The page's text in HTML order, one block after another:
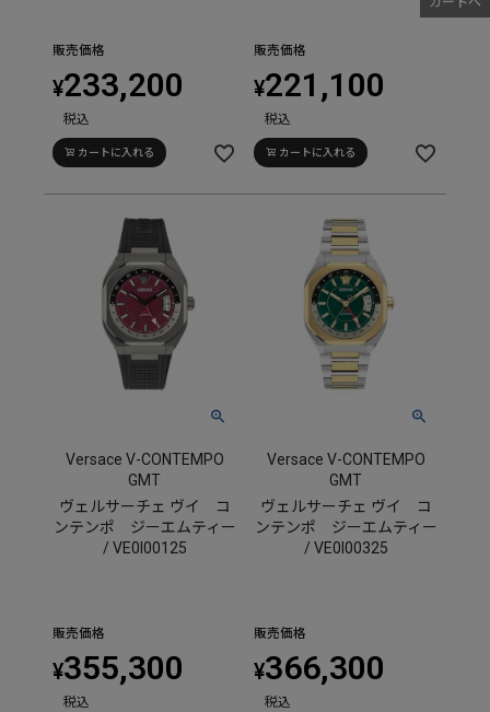
販売価格
¥233,200
税込
カートに入れる
販売価格
¥221,100
税込
カートに入れる
Versace V-CONTEMPO
GMT
ヴェルサーチェ ヴイ コ
ンテンポ ジーエムティー
/ VE0I00125
販売価格
¥355,300
税込
Versace V-CONTEMPO
GMT
ヴェルサーチェ ヴイ コ
ンテンポ ジーエムティー
/ VE0I00325
販売価格
¥366,300
税込